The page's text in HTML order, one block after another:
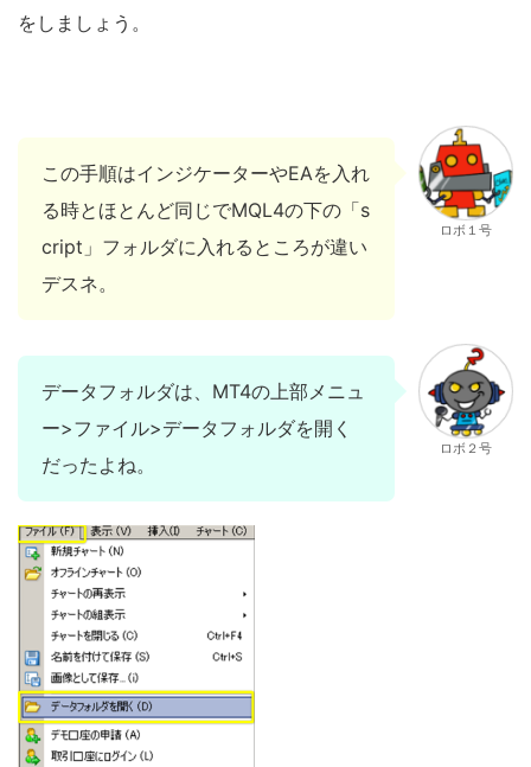
をしましょう。
この手順はインジケーターやEAを入れ
る時とほとんど同じでMQL4の下の「s
cript」フォルダに入れるところが違い
デスネ。
ロボ１号
データフォルダは、MT4の上部メニュ
ー>ファイル>データフォルダを開く
だったよね。
ロボ２号